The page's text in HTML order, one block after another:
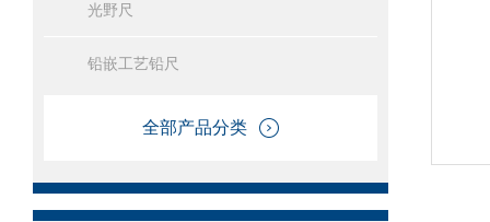
光野尺
铅嵌工艺铅尺
全部产品分类